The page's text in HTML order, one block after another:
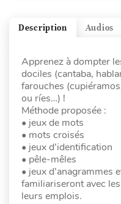
Audios
Description
Apprenez à dompter
dociles (cantaba,
farouches
ou ríes…) !
Méthode proposée :
• jeux de mots
• mots croisés
• jeux d’identification
• pêle-mêles
• jeux d’anagrammes
familiariseront avec
leurs emplois.